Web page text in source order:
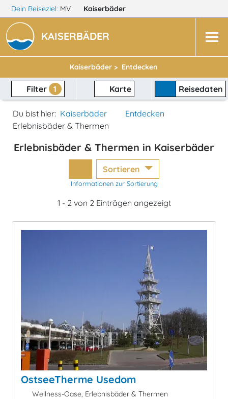
Dein Reiseziel: MV Kaiserbäder
KAISERBÄDER
Kaiserbäder > Entdecken
Filter 1 Karte Reisedaten
Du bist hier: Kaiserbäder
Entdecken
Erlebnisbäder & Thermen
Erlebnisbäder & Thermen in Kaiserbäder
Sortieren
Informationen zur Sortierung
1 - 2 von 2 Einträgen angezeigt
OstseeTherme Usedom
Wellness-Oase, Erlebnisbäder & Thermen